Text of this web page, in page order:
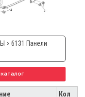
> 6131 Панели
Кол